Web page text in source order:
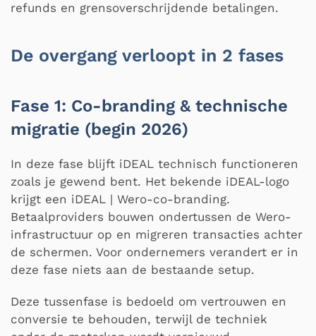
refunds en grensoverschrijdende betalingen.
De overgang verloopt in 2 fases
Fase 1: Co-branding & technische
migratie (begin 2026)
In deze fase blijft iDEAL technisch functioneren
zoals je gewend bent. Het bekende iDEAL-logo
krijgt een iDEAL | Wero-co-branding.
Betaalproviders bouwen ondertussen de Wero-
infrastructuur op en migreren transacties achter
de schermen. Voor ondernemers verandert er in
deze fase niets aan de bestaande setup.
Deze tussenfase is bedoeld om vertrouwen en
conversie te behouden, terwijl de techniek